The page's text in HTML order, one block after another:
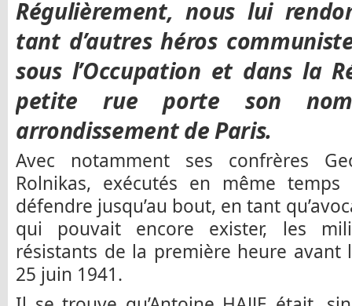
Régulièrement, nous lui
tant d’autres héros
sous l’Occupation et dans la
petite rue porte son
arrondissement de Paris.
Avec notamment ses confrères
Rolnikas, exécutés en même
défendre jusqu’au bout, en tant
qui pouvait encore exister, les
résistants de la première heure
25 juin 1941.